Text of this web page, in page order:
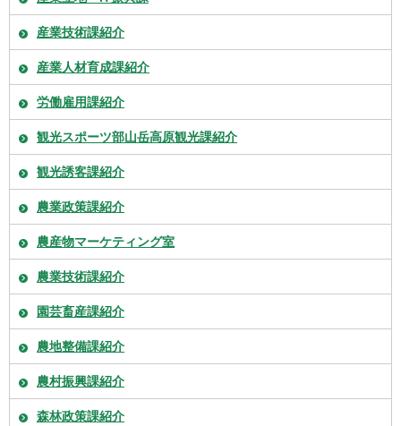
産業技術課紹介
産業人材育成課紹介
労働雇用課紹介
観光スポーツ部山岳高原観光課紹介
観光誘客課紹介
農業政策課紹介
農産物マーケティング室
農業技術課紹介
園芸畜産課紹介
農地整備課紹介
農村振興課紹介
森林政策課紹介